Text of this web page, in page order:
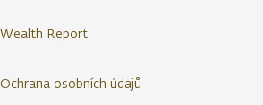
Wealth Report
Ochrana osobních údajů